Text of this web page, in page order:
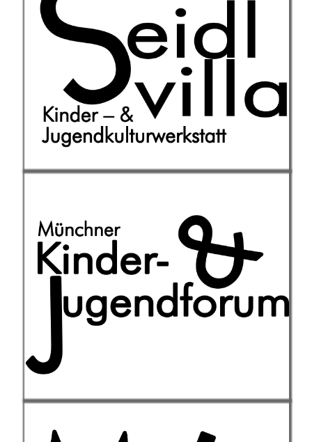
Jugendkulturwerkstatt öffnet als
eigener Projektraum mit
verschiedenen Themenvorgaben. Er
ist Werkstatt, Ausstellung und
Präsentationsraum in einem.
Weiterlesen
Wir organisieren Angebote zur
Mitgestaltung der Stadt für die
jungen Bürger:innen Münchens.
Weiterlesen